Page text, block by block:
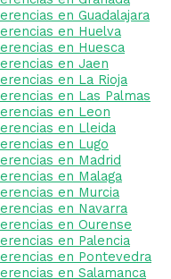
en Guadalajara
en Huelva
en Huesca
en Jaen
en La Rioja
en Las Palmas
en Leon
en Lleida
en Lugo
en Madrid
en Malaga
en Murcia
en Navarra
en Ourense
en Palencia
en Pontevedra
en Salamanca